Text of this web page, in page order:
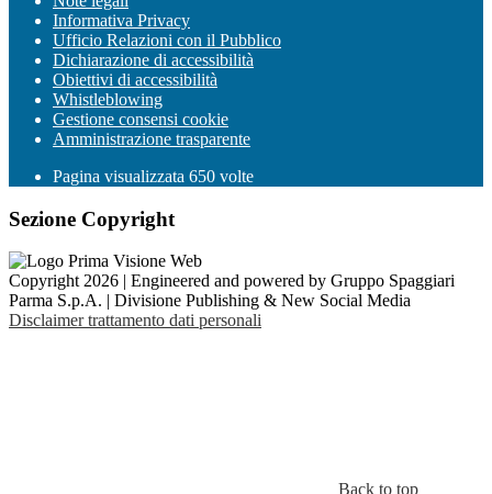
Informativa Privacy
Ufficio Relazioni con il Pubblico
Dichiarazione di accessibilità
Obiettivi di accessibilità
Whistleblowing
Gestione consensi cookie
Amministrazione trasparente
Pagina visualizzata 650 volte
Sezione Copyright
Copyright 2026 | Engineered and powered by Gruppo Spaggiari
Parma S.p.A. | Divisione Publishing & New Social Media
Disclaimer trattamento dati personali
Back to top